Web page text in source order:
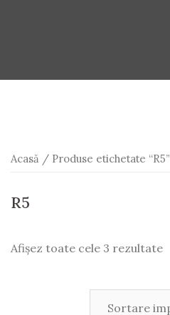
Acasă / Produse etichetate “R5”
R5
Afișez toate cele 3 rezultate